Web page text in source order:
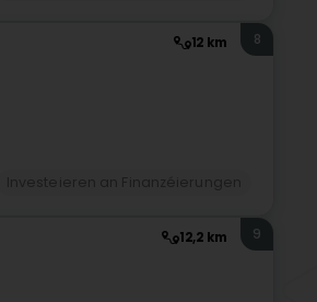
12 km 8
12,2 km 9